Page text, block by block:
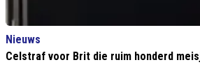
Nieuws
Celstraf voor Brit die ruim honderd